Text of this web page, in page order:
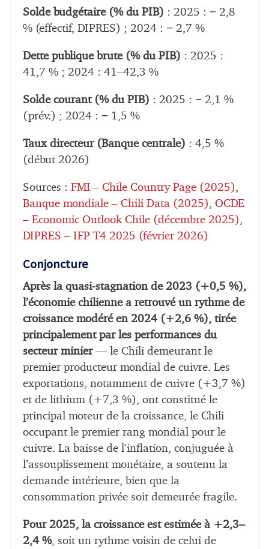
Solde budgétaire (% du PIB) : 2025 : − 2,8
% (effectif, DIPRES) ; 2024 : − 2,7 %
Dette publique brute (% du PIB) : 2025 :
41,7 % ; 2024 : 41–42,3 %
Solde courant (% du PIB) : 2025 : − 2,1 %
(prév.) ; 2024 : − 1,5 %
Taux directeur (Banque centrale) : 4,5 %
(début 2026)
Sources : FMI – Chile Country Page (2025),
Banque mondiale – Chili Data (2025), OCDE
– Economic Outlook Chile (décembre 2025),
DIPRES – IFP T4 2025 (février 2026)
Conjoncture
Après la quasi-stagnation de 2023 (+0,5 %),
l’économie chilienne a retrouvé un rythme de
croissance modéré en 2024 (+2,6 %), tirée
principalement par les performances du
secteur minier— le Chili demeurant le
premier producteur mondial de cuivre. Les
exportations, notamment de cuivre (+3,7 %)
et de lithium (+7,3 %), ont constitué le
principal moteur de la croissance, le Chili
occupant le premier rang mondial pour le
cuivre. La baisse de l’inflation, conjuguée à
l’assouplissement monétaire, a soutenu la
demande intérieure, bien que la
consommation privée soit demeurée fragile.
Pour 2025, la croissance est estimée à +2,3–
2,4 %, soit un rythme voisin de celui de